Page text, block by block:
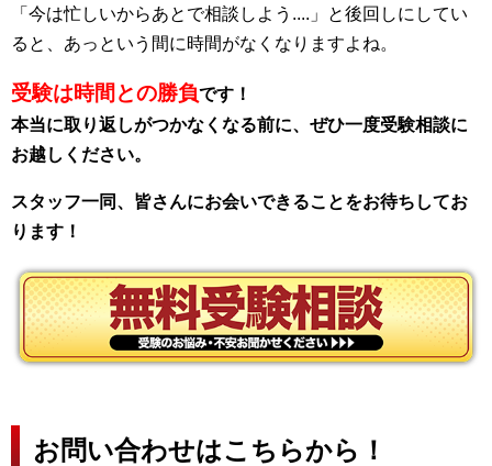
「今は忙しいからあとで相談しよう....」と後回しにしてい
ると、あっという間に時間がなくなりますよね。
受験は時間との勝負です！
本当に取り返しがつかなくなる前に、ぜひ一度受験相談に
お越しください。
スタッフ一同、皆さんにお会いできることをお待ちしてお
ります！
お問い合わせはこちらから！